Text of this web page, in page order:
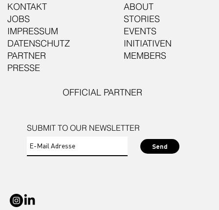
SUBMIT TO OUR NEWSLETTER
Send
KONTAKT
JOBS
IMPRESSUM
DATENSCHUTZ
PARTNER
PRESSE
ABOUT
STORIES
EVENTS
INITIATIVEN
MEMBERS
OFFICIAL PARTNER